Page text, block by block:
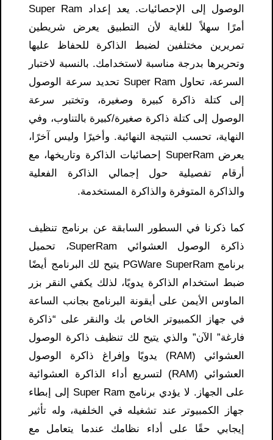
الوصول إلى الإحصائيات. يعد إعداد Super Ram
أمرًا سهلاً للغاية لأن التطبيق يعرض شريطين
تمريرين مختلفين لضبط الذاكرة للحفاظ عليها
وتحريرها بدرجة مناسبة لاستخدامك. بالنسبة لاختبار
السرعة، تحاول Super Ram تحديد سرعة الوصول
إلى كتلة ذاكرة كبيرة وصغيرة، وتختبر سرعة
الوصول إلى كتلة ذاكرة صغيرة/كبيرة بالتناوب، وفي
النهاية، تحسب النتيجة النهائية. وأخيرًا وليس آخرًا،
يعرض SuperRam إحصائيات الذاكرة وتاريخها، مع
أرقام تفصيلية حول إجمالي الذاكرة الفعلية
والذاكرة المتوفرة والذاكرة المستخدمة.
كما ذكرنا في السطور السابقة عن برنامج تنظيف
ذاكرة الوصول العشوائي SuperRam، تحميل
برنامج PGWare SuperRam يتيح لك البرنامج أيضًا
ضبط استخدام الذاكرة يدويًا، لذلك يكفي النقر بزر
الماوس الأيمن على أيقونة البرنامج بجانب الساعة
في جهاز الكمبيوتر الخاص بك والنقر على “ذاكرة
فارغة” الآن” والذي يتيح لك تنظيف ذاكرة الوصول
العشوائي (RAM) يدويًا وإفراغ ذاكرة الوصول
العشوائي (RAM) لتسريع أداء الذاكرة العشوائية
على الجهاز. لا يؤدي برنامج Super Ram إلى إبطاء
جهاز الكمبيوتر عند تشغيله في الخلفية، وله تأثير
إيجابي حقًا على أداء نظامك عندما يتعامل مع